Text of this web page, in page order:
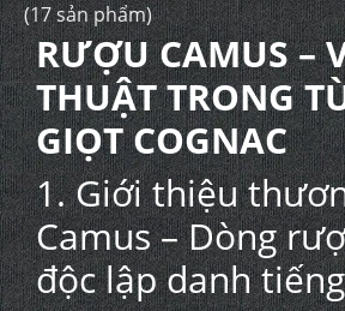
(17 sản phẩm)
RƯỢU CAMUS –
THUẬT TRONG
GIỌT COGNAC
1. Giới thiệu
Camus – Dòng
độc lập danh tiếng